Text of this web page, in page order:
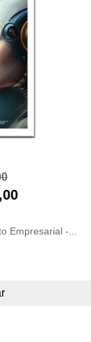
Empresarial -...